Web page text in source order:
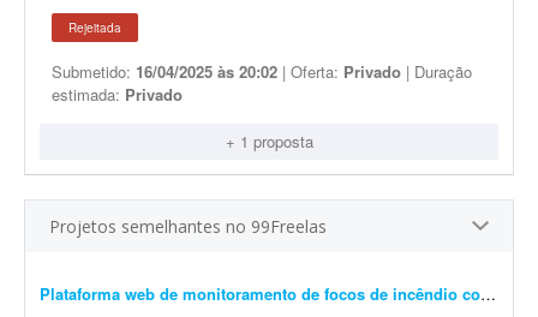
Rejeitada
Submetido: 16/04/2025 às 20:02 | Oferta: Privado | Duração
estimada: Privado
+ 1 proposta
Projetos semelhantes no 99Freelas
Plataforma web de monitoramento de focos de incêndio com mapa interativo